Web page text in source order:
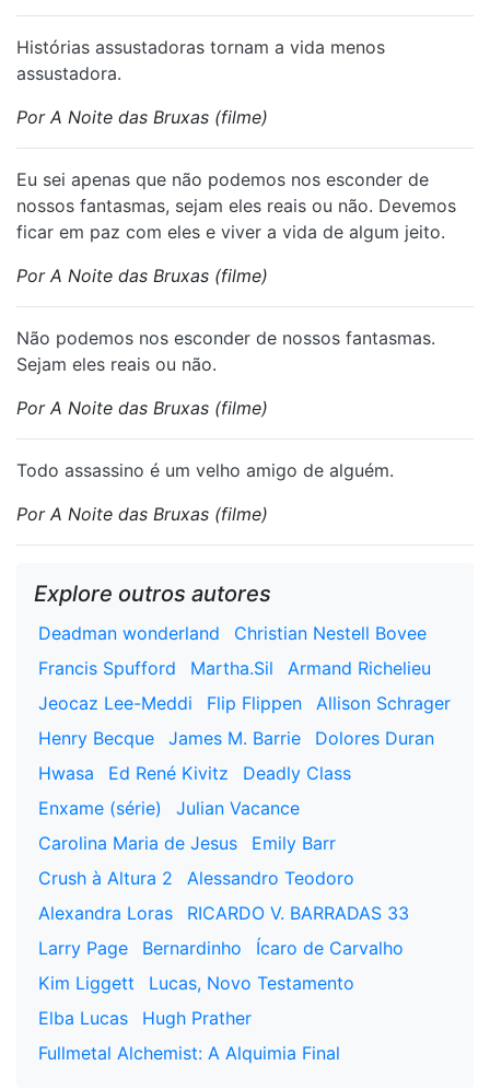
Histórias assustadoras tornam a vida menos
assustadora.
Por A Noite das Bruxas (filme)
⁠Eu sei apenas que não podemos nos esconder de
nossos fantasmas, sejam eles reais ou não. Devemos
ficar em paz com eles e viver a vida de algum jeito.
Por A Noite das Bruxas (filme)
Não podemos nos esconder de nossos fantasmas.
Sejam eles reais ou não.
Por A Noite das Bruxas (filme)
Todo assassino é um velho amigo de alguém.
Por A Noite das Bruxas (filme)
Explore outros autores
Deadman wonderland
Christian Nestell Bovee
Francis Spufford
Martha.Sil
Armand Richelieu
Jeocaz Lee-Meddi
Flip Flippen
Allison Schrager
Henry Becque
James M. Barrie
Dolores Duran
Hwasa
Ed René Kivitz
Deadly Class
Enxame (série)
Julian Vacance
Carolina Maria de Jesus
Emily Barr
Crush à Altura 2
Alessandro Teodoro
Alexandra Loras
RICARDO V. BARRADAS 33
Larry Page
Bernardinho
Ícaro de Carvalho
Kim Liggett
Lucas, Novo Testamento
Elba Lucas
Hugh Prather
Fullmetal Alchemist: A Alquimia Final